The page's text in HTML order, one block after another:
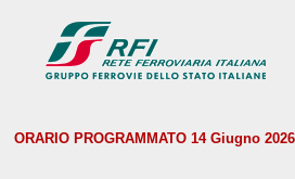
ORARIO PROGRAMMATO 14 Giugno